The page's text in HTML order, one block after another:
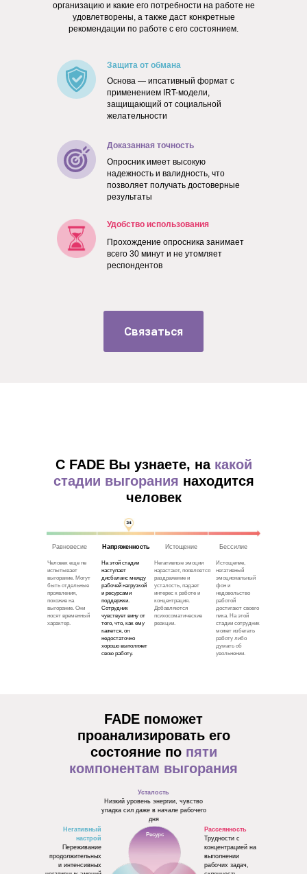
организацию и какие его потребности на работе не
удовлетворены, а также даст конкретные
рекомендации по работе с его состоянием.
Защита от обмана
Основа — ипсативный формат с
применением IRT-модели,
защищающий от социальной
желательности
Доказанная точность
Опросник имеет высокую
надежность и валидность, что
позволяет получать достоверные
результаты
Удобство использования
Прохождение опросника занимает
всего 30 минут и не утомляет
респондентов
Связаться
С FADE Вы узнаете, на какой
стадии выгорания находится
человек
Равновесие
Человек еще не
испытывает
выгорание. Могут
быть отдельные
проявления,
похожие на
выгорание. Они
носят временный
характер.
Напряженность
На этой стадии
наступает
дисбаланс между
рабочей нагрузкой
и ресурсами
поддержки.
Сотрудник
чувствует вину от
того, что, как ему
кажется, он
недостаточно
хорошо выполняет
свою работу.
Истощение
Негативные эмоции
нарастают, появляется
раздражение и
усталость, падает
интерес к работе и
концентрация.
Добавляются
психосоматические
реакции.
Бессилие
Истощение,
негативный
эмоциональный
фон и
недовольство
работой
достигают своего
пика. На этой
стадии сотрудник
может избегать
работу либо
думать об
увольнении.
FADE поможет
проанализировать его
состояние по пяти
компонентам выгорания
Ресурс
Негативный
настрой
Переживание
продолжительных
и интенсивных
Рассеянность
Трудности с
концентрацией на
выполнении
рабочих задач,
Усталость
Низкий уровень энергии, чувство
упадка сил даже в начале рабочего
дня